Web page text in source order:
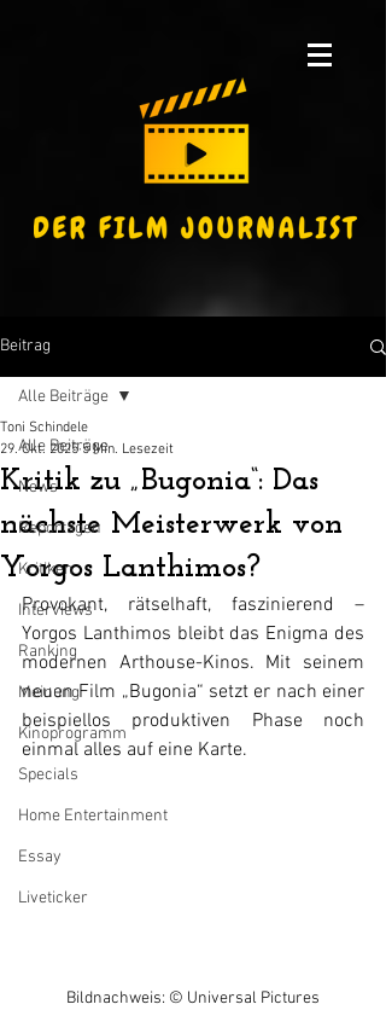
Beitrag
Alle Beiträge
News
Reportagen
Kritiken
Interviews
Ranking
Meinung
Kinoprogramm
Specials
Home Entertainment
Essay
Liveticker
Alle Beiträge
Kritik zu „Bugonia“: Das
nächste Meisterwerk von
Yorgos Lanthimos?
Toni Schindele
29. Okt. 2025 5 Min. Lesezeit
Provokant, rätselhaft, faszinierend –
Yorgos Lanthimos bleibt das Enigma des
modernen Arthouse-Kinos. Mit seinem
neuen Film „Bugonia“ setzt er nach einer
beispiellos produktiven Phase noch
einmal alles auf eine Karte.
Bildnachweis: © Universal Pictures